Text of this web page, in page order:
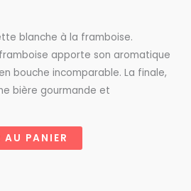
blanche à la framboise.
apporte son aromatique
bouche incomparable. La finale,
bière gourmande et
AU PANIER